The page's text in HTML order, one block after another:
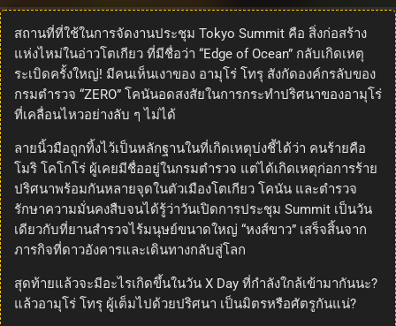
สถานที่ที่ใช้ในการจัดงานประชุม Tokyo Summit คือ สิ่งก่อสร้าง
แห่งไหม่ในอ่าวโตเกียว ที่มีชื่อว่า “Edge of Ocean” กลับเกิดเหตุ
ระเบิดครั้งใหญ่! มีคนเห็นเงาของ อามุโร่ โทรุ สังกัดองค์กรลับของ
กรมตำรวจ “ZERO” โคนันอดสงสัยในการกระทำปริศนาของอามุโร่
ที่เคลื่อนไหวอย่างลับ ๆ ไม่ได้
ลายนิ้วมือถูกทิ้งไว้เป็นหลักฐานในที่เกิดเหตุบ่งชี้ได้ว่า คนร้ายคือ
โมริ โคโกโร่ ผู้เคยมีชื่ออยู่ในกรมตำรวจ แต่ได้เกิดเหตุก่อการร้าย
ปริศนาพร้อมกันหลายจุดในตัวเมืองโตเกียว โคนัน และตำรวจ
รักษาความมั่นคงสืบจนได้รู้ว่าวันเปิดการประชุม Summit เป็นวัน
เดียวกับที่ยานสำรวจไร้มนุษย์ขนาดใหญ่ “หงส์ขาว” เสร็จสิ้นจาก
ภารกิจที่ดาวอังคารและเดินทางกลับสู่โลก
สุดท้ายแล้วจะมีอะไรเกิดขึ้นในวัน X Day ที่กำลังใกล้เข้ามากันนะ?
แล้วอามุโร่ โทรุ ผู้เต็มไปด้วยปริศนา เป็นมิตรหรือศัตรูกันแน่?